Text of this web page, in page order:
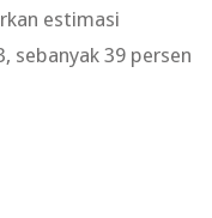
estimasi
sebanyak 39 persen